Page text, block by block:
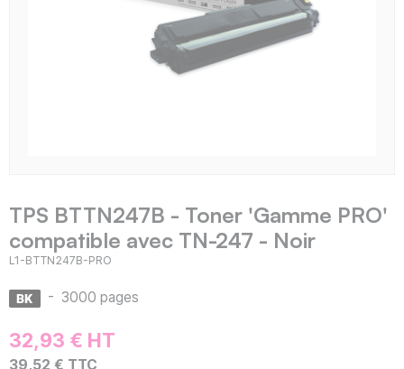
TPS BTTN247B - Toner 'Gamme PRO'
compatible avec TN-247 - Noir
L1-BTTN247B-PRO
- 3000 pages
32,93 € HT
39,52 € TTC